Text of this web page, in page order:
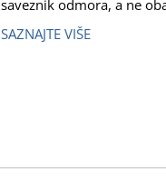
saveznik odmora, a ne
SAZNAJTE VIŠE